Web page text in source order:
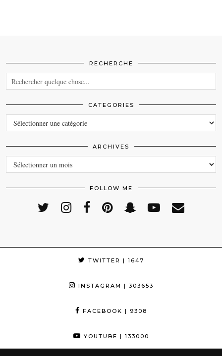
RECHERCHE
CATEGORIES
CATEGORIES
ARCHIVES
ARCHIVES
FOLLOW ME
TWITTER | 1647
INSTAGRAM | 303653
FACEBOOK | 9308
YOUTUBE | 133000